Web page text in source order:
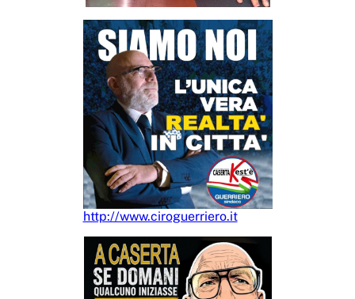
http://www.ciroguerriero.it